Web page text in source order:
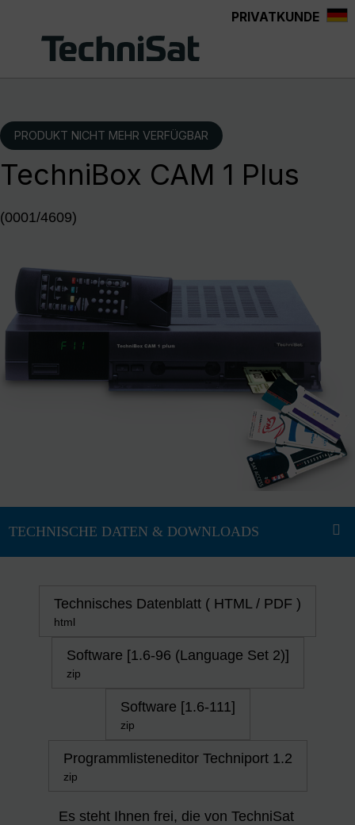
PRIVATKUNDE
PRODUKT NICHT MEHR VERFÜGBAR
TechniBox CAM 1 Plus
(0001/4609)
Technisches Datenblatt ( HTML / PDF )
html
Software [1.6-96 (Language Set 2)]
zip
Software [1.6-111]
zip
Programmlisteneditor Techniport 1.2
zip
Es steht Ihnen frei, die von TechniSat